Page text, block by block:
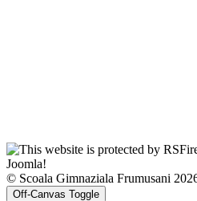
© Scoala Gimnaziala Frumusani
Off-Canvas Toggle